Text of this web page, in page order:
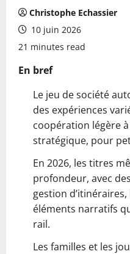
Christophe Echassier
10 juin 2026
21 minutes read
En bref
Le jeu de société
des expériences
coopération légère
stratégique, pour
En 2026, les titres
profondeur, avec
gestion
éléments narratifs
rail.
Les familles et les